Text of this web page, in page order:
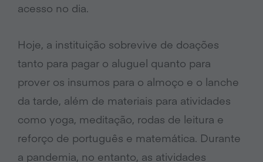
acesso no dia.
Hoje, a instituição sobrevive de doações
tanto para pagar o aluguel quanto para
prover os insumos para o almoço e o lanche
da tarde, além de materiais para atividades
como yoga, meditação, rodas de leitura e
reforço de português e matemática. Durante
a pandemia, no entanto, as atividades